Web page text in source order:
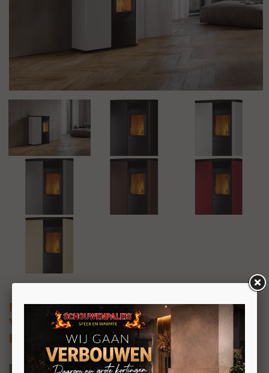
Nobis N70 Slim
Vrijstaande ondiepe pelletkachel 6kW
Kanalisatie optioneel